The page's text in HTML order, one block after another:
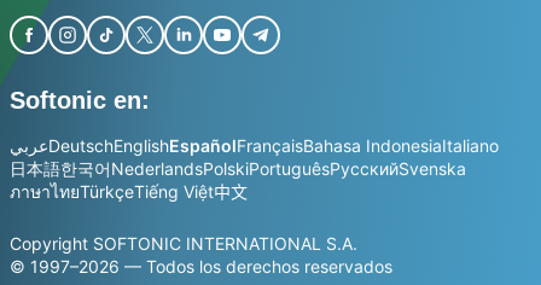
Softonic en:
عربيDeutschEnglishEspañolFrançaisBahasa IndonesiaItaliano
日本語한국어NederlandsPolskiPortuguêsРусскийSvenska
ภาษาไทยTürkçeTiếng Việt中文
Copyright SOFTONIC INTERNATIONAL S.A.
© 1997–2026 — Todos los derechos reservados